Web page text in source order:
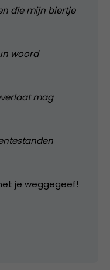
die mijn biertje
woord
mag
je weggegeef!